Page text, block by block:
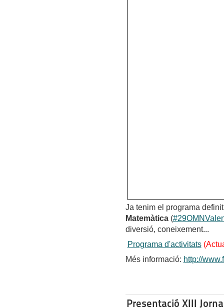
Ja tenim el programa
Matemàtica(
diversió, coneixement...
Programa d'activitats
Més informació: http://
Presentació XIII